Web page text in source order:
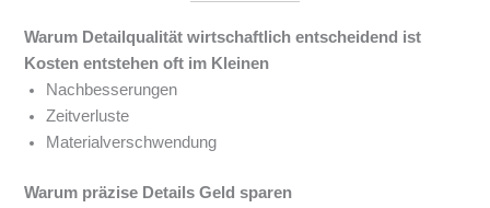
Warum Detailqualität wirtschaftlich entscheidend ist
Kosten entstehen oft im Kleinen
Nachbesserungen
Zeitverluste
Materialverschwendung
Warum präzise Details Geld sparen